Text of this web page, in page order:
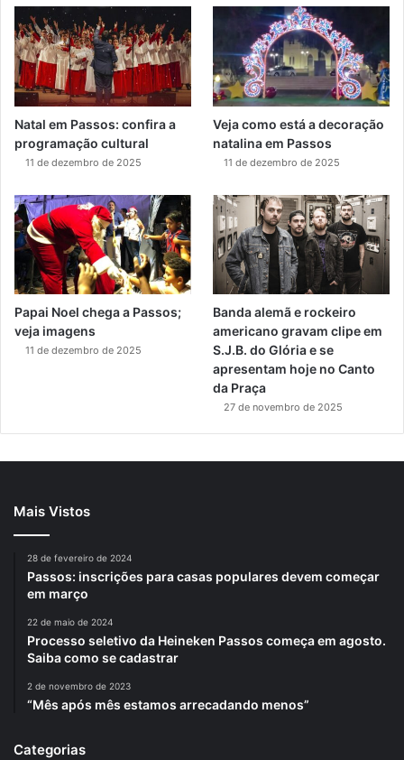
Natal em Passos: confira a
programação cultural
11 de dezembro de 2025
Veja como está a decoração
natalina em Passos
11 de dezembro de 2025
Papai Noel chega a Passos;
veja imagens
11 de dezembro de 2025
Banda alemã e rockeiro
americano gravam clipe em
S.J.B. do Glória e se
apresentam hoje no Canto
da Praça
27 de novembro de 2025
Mais Vistos
28 de fevereiro de 2024
Passos: inscrições para casas populares devem começar
em março
22 de maio de 2024
Processo seletivo da Heineken Passos começa em agosto.
Saiba como se cadastrar
2 de novembro de 2023
“Mês após mês estamos arrecadando menos”
Categorias